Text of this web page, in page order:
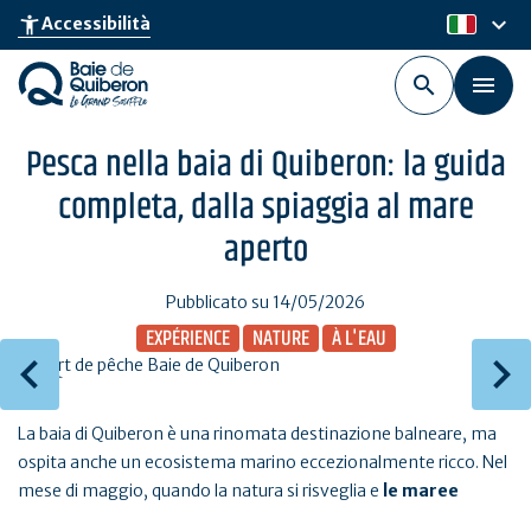
Skip
main
content
accessibility_newAccessibilità it
keyboard_arrow_down
Pesca nella baia di Quiberon: la guida
completa, dalla spiaggia al mare
aperto
Pubblicato su 14/05/2026
EXPÉRIENCE NATURE À L'EAU
La baia di Quiberon è una rinomata destinazione balneare, ma
ospita anche un ecosistema marino eccezionalmente ricco. Nel
mese di maggio, quando la natura si risveglia e le maree